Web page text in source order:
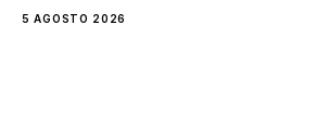
5 AGOSTO 2026